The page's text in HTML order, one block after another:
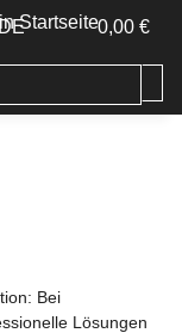
DE 0,00 €
Bei
Lösungen